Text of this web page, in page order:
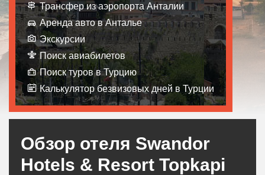
Трансфер из аэропорта Анталии
Аренда авто в Анталье
Экскурсии
Поиск авиабилетов
Поиск туров в Турцию
Калькулятор безвизовых дней в Турции
Обзор отеля Swandor
Hotels & Resort Topkapi